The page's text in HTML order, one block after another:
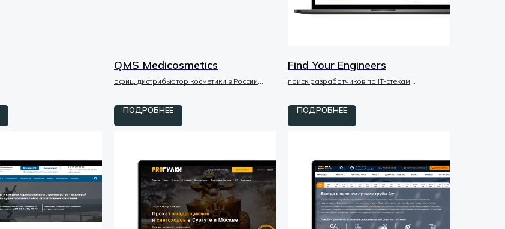
QMS Medicosmetics
офиц. дистрибьютор косметики в России
ПОДРОБНЕЕ
Find Your Engineers
поиск разработчиков по IT-стекам
ПОДРОБНЕЕ